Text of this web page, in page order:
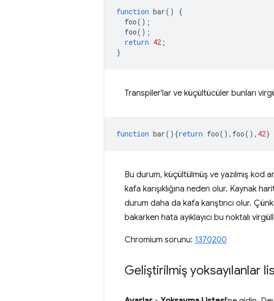
function bar()
{
foo();
foo();
return 42 ;
}
Transpiler'lar ve küçültücüler bunları
function bar(){return foo(), foo(), 42}
Bu durum, küçültülmüş ve yazılmış kod
kafa karışıklığına neden olur. Kaynak
durum daha da kafa karıştırıcı olur.
bakarken hata ayıklayıcı bu noktalı
Chromium sorunu: 1370200
Geliştirilmiş yoksayılanlar